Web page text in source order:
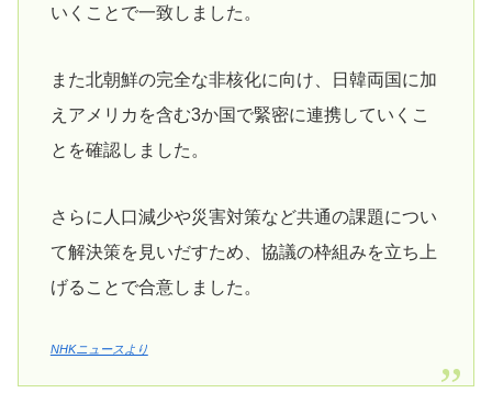
いくことで一致しました。
また北朝鮮の完全な非核化に向け、日韓両国に加
えアメリカを含む3か国で緊密に連携していくこ
とを確認しました。
さらに人口減少や災害対策など共通の課題につい
て解決策を見いだすため、協議の枠組みを立ち上
げることで合意しました。
NHKニュースより